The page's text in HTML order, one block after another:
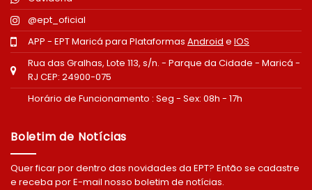
@ept_oficial
APP - EPT Maricá para Plataformas Android e IOS
Rua das Gralhas, Lote 113, s/n. - Parque da Cidade - Maricá -
RJ CEP: 24900-075
Horário de Funcionamento : Seg - Sex: 08h - 17h
Boletim de Notícias
Quer ficar por dentro das novidades da EPT? Então se cadastre
e receba por E-mail nosso boletim de notícias.